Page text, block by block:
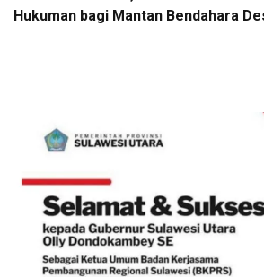
Hukuman bagi Mantan Bendahara